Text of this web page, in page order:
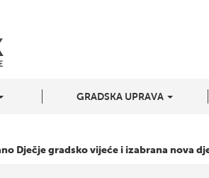
GRADSKA UPRAVA
Dječje gradsko vijeće i izabrana nova